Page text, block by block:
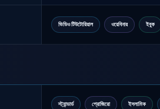
ভিডিও টিউটোরিয়াল ওয়েবিনার ইবুক
স্ট্যান্ডার্ড প্রোজিরো ইসলামিক